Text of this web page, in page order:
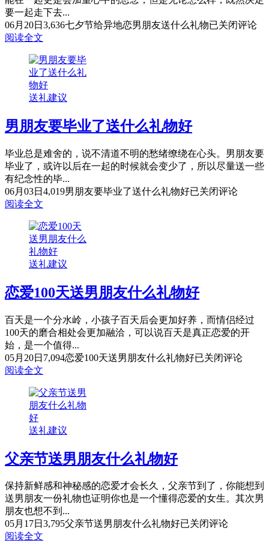
要一起走下去...
06月20日 3,636七夕节给异地恋男朋友送什么礼物已关闭评论
阅读全文
送礼建议
男朋友要毕业了送什么礼物好
毕业总是难舍的，说不清道不明的愁绪缭绕在心头。男朋友要
毕业了，或许以后在一起的时候就会变少了，所以尽量送一些
有纪念性的毕...
06月03日 4,019男朋友要毕业了送什么礼物好已关闭评论
阅读全文
送礼建议
恋爱100天送男朋友什么礼物好
百天是一个分水岭，小孩子百天后会更加好养，而情侣经过
100天的磨合相处会更加融洽，可以说百天是真正恋爱的开
始，是一个值得...
05月20日 7,094恋爱100天送男朋友什么礼物好已关闭评论
阅读全文
送礼建议
父亲节送男朋友什么礼物好
保持新鲜感和神秘感的恋爱才会长久，父亲节到了，你能想到
送男朋友一份礼物也证明你也是一个懂得恋爱的女生。其次男
朋友也想不到...
05月17日 3,795父亲节送男朋友什么礼物好已关闭评论
阅读全文